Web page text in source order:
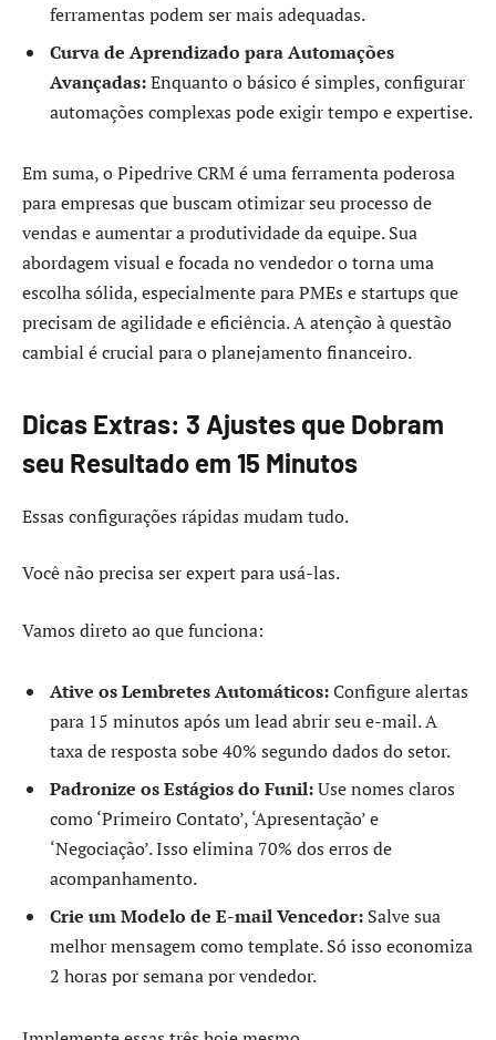
ferramentas podem ser mais adequadas.
Curva de Aprendizado para Automações
Avançadas:Enquanto o básico é simples, configurar
automações complexas pode exigir tempo e expertise.
Em suma, o Pipedrive CRM é uma ferramenta poderosa
para empresas que buscam otimizar seu processo de
vendas e aumentar a produtividade da equipe. Sua
abordagem visual e focada no vendedor o torna uma
escolha sólida, especialmente para PMEs e startups que
precisam de agilidade e eficiência. A atenção à questão
cambial é crucial para o planejamento financeiro.
Dicas Extras: 3 Ajustes que Dobram
seu Resultado em 15 Minutos
Essas configurações rápidas mudam tudo.
Você não precisa ser expert para usá-las.
Vamos direto ao que funciona:
Ative os Lembretes Automáticos:Configure alertas
para 15 minutos após um lead abrir seu e-mail. A
taxa de resposta sobe 40% segundo dados do setor.
Padronize os Estágios do Funil:Use nomes claros
como ‘Primeiro Contato’, ‘Apresentação’ e
‘Negociação’. Isso elimina 70% dos erros de
acompanhamento.
Crie um Modelo de E-mail Vencedor: Salve sua
melhor mensagem como template. Só isso economiza
2 horas por semana por vendedor.